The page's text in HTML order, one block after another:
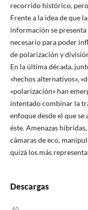
recorrido histórico,
Frente a la idea de que
información se
necesario para poder
de polarización y
En la última década,
«hechos alternativos»,
«polarización» han
intentado combinar la
enfoque desde el que
éste. Amenazas
cámaras de eco,
quizá los más
Descargas